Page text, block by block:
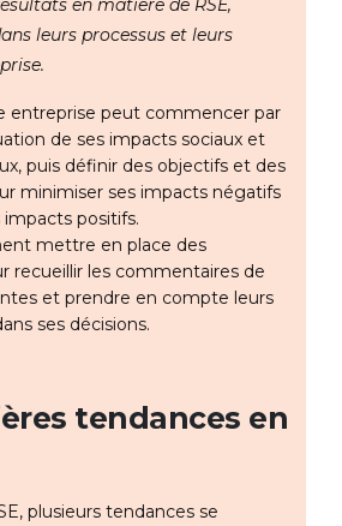
en matière de RSE,
leurs processus et leurs
entreprise peut commencer par
de ses impacts sociaux et
puis définir des objectifs et des
minimiser ses impacts négatifs
positifs.
mettre en place des
recueillir les commentaires de
et prendre en compte leurs
ses décisions.
tendances en
plusieurs tendances se